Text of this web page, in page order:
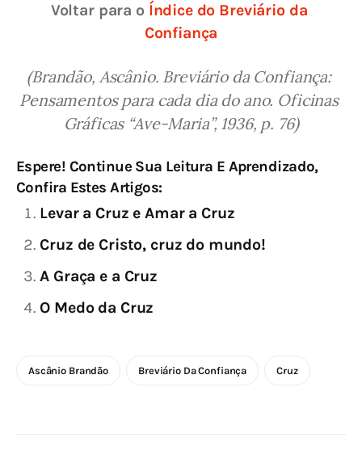
Voltar para o Índice do Breviário da
Confiança
(Brandão, Ascânio. Breviário da Confiança:
Pensamentos para cada dia do ano. Oficinas
Gráficas “Ave-Maria”, 1936, p. 76)
Espere! Continue Sua Leitura E Aprendizado,
Confira Estes Artigos:
Levar a Cruz e Amar a Cruz
Cruz de Cristo, cruz do mundo!
A Graça e a Cruz
O Medo da Cruz
Ascânio Brandão Breviário Da Confiança Cruz